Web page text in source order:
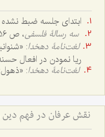
ابتدای جلسه ضبط
سه رسالۀ فلسفی، ص 356.
لغت‌نامۀ دهخدا:
ریا نمودن در افعال
لغت‌نامۀ دهخدا: